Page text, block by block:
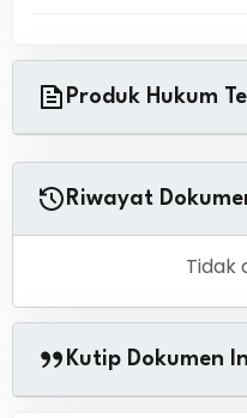
Produk Hukum
Riwayat
Tidak
Kutip Dokumen